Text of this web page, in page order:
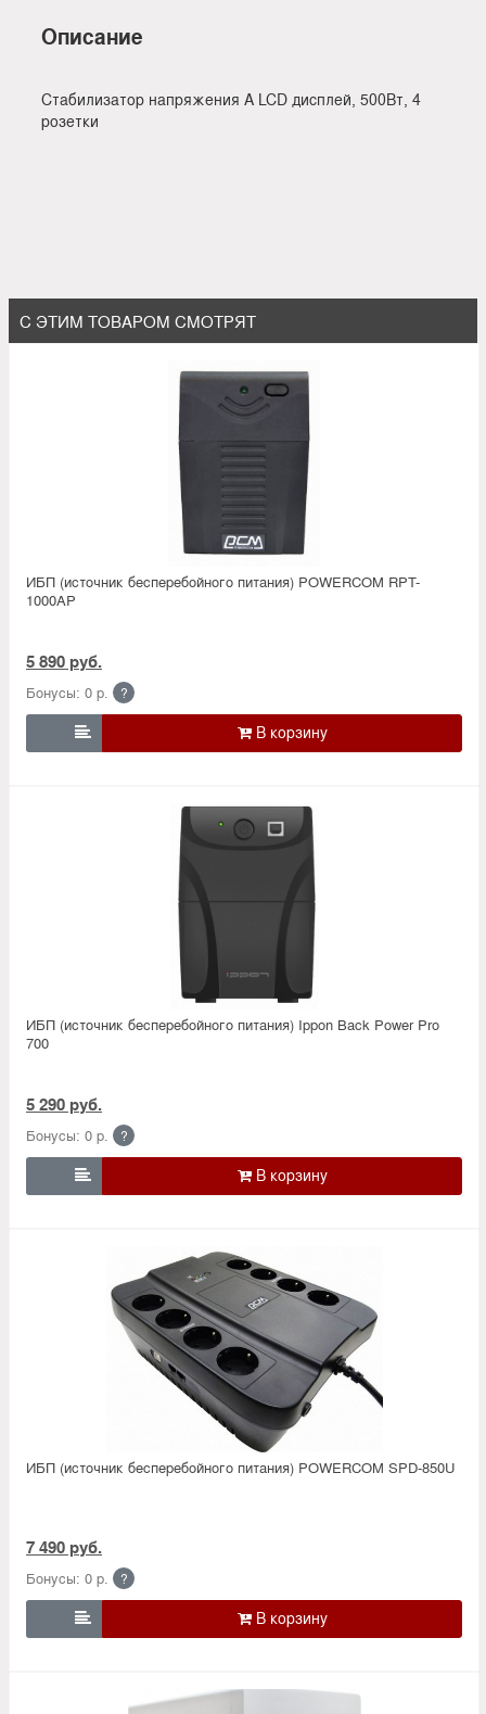
Описание
Стабилизатор напряжения A LCD дисплей, 500Вт, 4
розетки
С ЭТИМ ТОВАРОМ СМОТРЯТ
ИБП (источник бесперебойного питания) POWERCOM RPT-
1000AP
5 890 руб.
Бонусы: 0 р. ?

ИБП (источник бесперебойного питания) Ippon Back Power Pro
700
5 290 руб.
Бонусы: 0 р. ?

ИБП (источник бесперебойного питания) POWERCOM SPD-850U
7 490 руб.
Бонусы: 0 р. ?
